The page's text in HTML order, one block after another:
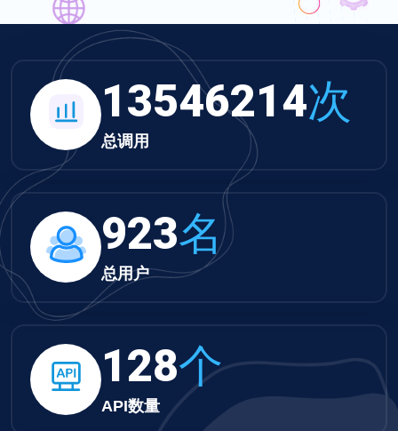
14013325次
总调用
955名
总用户
132个
API数量